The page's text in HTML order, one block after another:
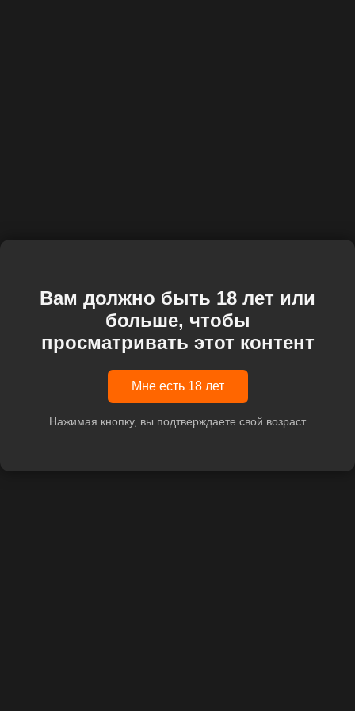
Вам должно быть 18 лет или
больше, чтобы
просматривать этот контент
Мне есть 18 лет
Нажимая кнопку, вы подтверждаете свой возраст